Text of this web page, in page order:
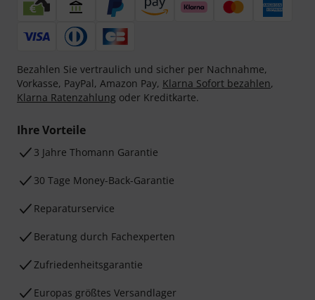
Bezahlen Sie vertraulich und sicher per Nachnahme,
Vorkasse, PayPal, Amazon Pay, Klarna Sofort bezahlen,
Klarna Ratenzahlung oder Kreditkarte.
Ihre Vorteile
3 Jahre Thomann Garantie
30 Tage Money-Back-Garantie
Reparaturservice
Beratung durch Fachexperten
Zufriedenheitsgarantie
Europas größtes Versandlager